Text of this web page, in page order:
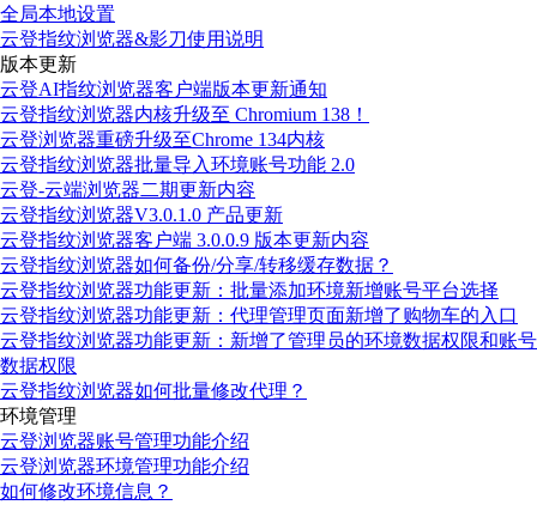
全局本地设置
云登指纹浏览器&影刀使用说明
版本更新
云登AI指纹浏览器客户端版本更新通知
云登指纹浏览器内核升级至 Chromium 138！
云登浏览器重磅升级至Chrome 134内核
云登指纹浏览器批量导入环境账号功能 2.0
云登-云端浏览器二期更新内容
云登指纹浏览器V3.0.1.0 产品更新
云登指纹浏览器客户端 3.0.0.9 版本更新内容
云登指纹浏览器如何备份/分享/转移缓存数据？
云登指纹浏览器功能更新：批量添加环境新增账号平台选择
云登指纹浏览器功能更新：代理管理页面新增了购物车的入口
云登指纹浏览器功能更新：新增了管理员的环境数据权限和账号
数据权限
云登指纹浏览器如何批量修改代理？
环境管理
云登浏览器账号管理功能介绍
云登浏览器环境管理功能介绍
如何修改环境信息？